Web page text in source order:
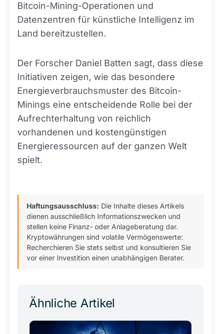
Bitcoin-Mining-Operationen und
Datenzentren für künstliche Intelligenz im
Land bereitzustellen.
Der Forscher Daniel Batten sagt, dass diese
Initiativen zeigen, wie das besondere
Energieverbrauchsmuster des Bitcoin-
Minings eine entscheidende Rolle bei der
Aufrechterhaltung von reichlich
vorhandenen und kostengünstigen
Energieressourcen auf der ganzen Welt
spielt.
Haftungsausschluss: Die Inhalte dieses Artikels
dienen ausschließlich Informationszwecken und
stellen keine Finanz- oder Anlageberatung dar.
Kryptowährungen sind volatile Vermögenswerte:
Recherchieren Sie stets selbst und konsultieren Sie
vor einer Investition einen unabhängigen Berater.
Ähnliche Artikel